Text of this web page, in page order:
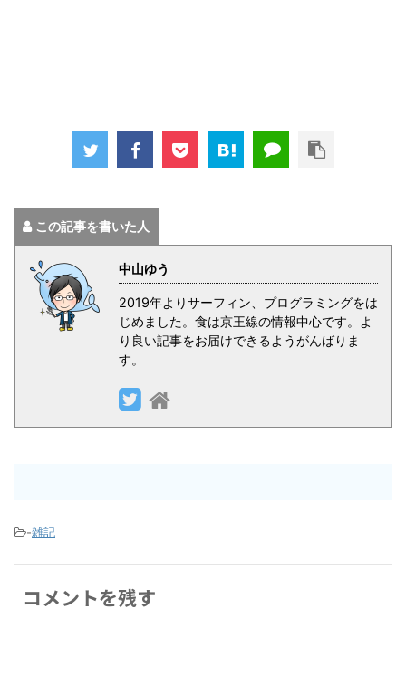
この記事を書いた人
中山ゆう
2019年よりサーフィン、プログラミングをは
じめました。食は京王線の情報中心です。よ
り良い記事をお届けできるようがんばりま
す。
-雑記
コメントを残す